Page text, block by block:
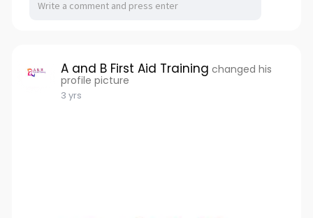
A and B First Aid Training changed his
profile picture
3 yrs